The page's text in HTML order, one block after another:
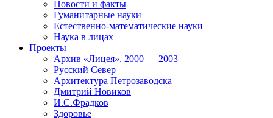
Новости и факты
Гуманитарные науки
Естественно-математические науки
Наука в лицах
Проекты
Архив «Лицея». 2000 — 2003
Русский Север
Архитектура Петрозаводска
Дмитрий Новиков
И.С.Фрадков
Здоровье